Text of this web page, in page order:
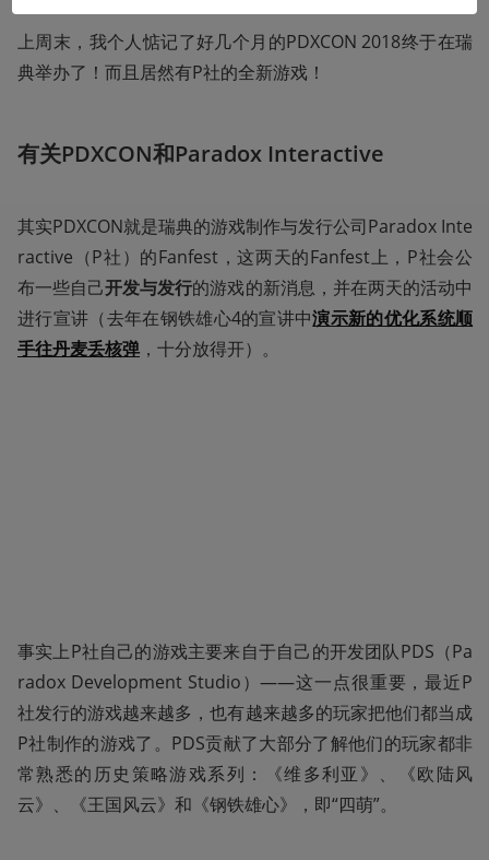
上周末，我个人惦记了好几个月的PDXCON 2018终于在瑞
典举办了！而且居然有P社的全新游戏！
有关PDXCON和Paradox Interactive
其实PDXCON就是瑞典的游戏制作与发行公司Paradox Inte
ractive（P社）的Fanfest，这两天的Fanfest上，P社会公
布一些自己开发与发行的游戏的新消息，并在两天的活动中
进行宣讲（去年在钢铁雄心4的宣讲中演示新的优化系统顺
手往丹麦丢核弹 ，十分放得开）。
事实上P社自己的游戏主要来自于自己的开发团队PDS（Pa
radox Development Studio）——这一点很重要，最近P
社发行的游戏越来越多，也有越来越多的玩家把他们都当成
P社制作的游戏了。PDS贡献了大部分了解他们的玩家都非
常熟悉的历史策略游戏系列：《维多利亚》、《欧陆风
云》、《王国风云》和《钢铁雄心》，即“四萌”。